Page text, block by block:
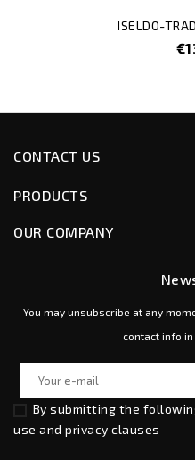
ISELDO-
CONTACT US
PRODUCTS
OUR COMPANY
You may unsubscribe at any
contact info
By submitting the
use and privacy clauses